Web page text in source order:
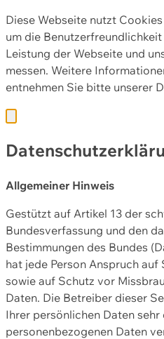
Diese Webseite nutzt
um die
Leistung der Webseite und
messen. Weitere
entnehmen Sie bitte unserer
Allgemeiner Hinweis
Gestützt auf Artikel 13 der
Bundesverfassung und den
Bestimmungen des Bundes
hat jede Person Anspruch
sowie auf Schutz vor
Daten. Die Betreiber dieser
Ihrer persönlichen Daten
personenbezogenen Daten